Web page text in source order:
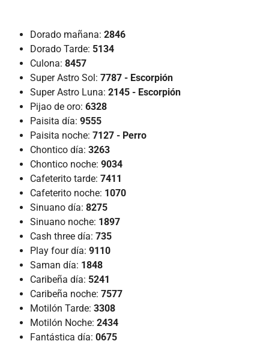
Dorado mañana: 2846
Dorado Tarde: 5134
Culona: 8457
Super Astro Sol: 7787 - Escorpión
Super Astro Luna: 2145 - Escorpión
Pijao de oro: 6328
Paisita día: 9555
Paisita noche: 7127 - Perro
Chontico día: 3263
Chontico noche: 9034
Cafeterito tarde: 7411
Cafeterito noche: 1070
Sinuano día: 8275
Sinuano noche: 1897
Cash three día: 735
Play four día: 9110
Saman día: 1848
Caribeña día: 5241
Caribeña noche: 7577
Motilón Tarde: 3308
Motilón Noche: 2434
Fantástica día: 0675